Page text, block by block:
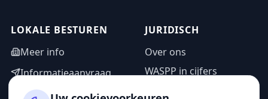
LOKALE BESTUREN
Meer info
Informatieaanvraag
Adminzone
JURIDISCH
Over ons
WASPP in cijfers